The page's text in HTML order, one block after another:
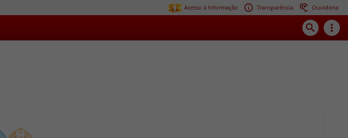
Acesso à Informação Transparência Ouvidoria
search more_vert